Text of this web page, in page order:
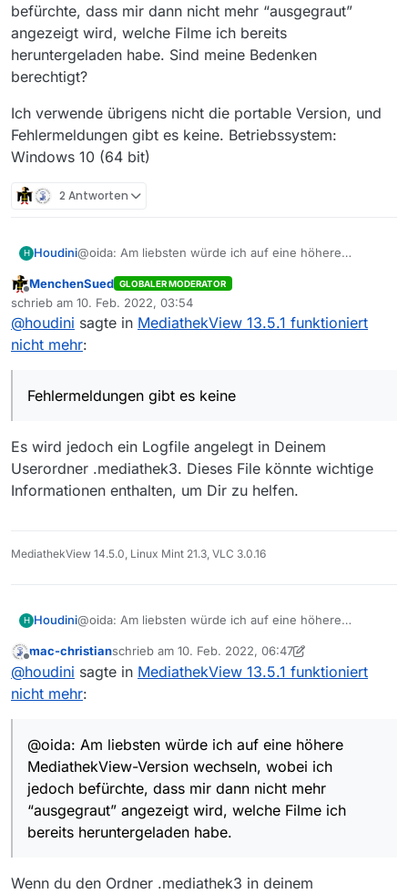
befürchte, dass mir dann nicht mehr “ausgegraut”
angezeigt wird, welche Filme ich bereits
heruntergeladen habe. Sind meine Bedenken
berechtigt?
Ich verwende übrigens nicht die portable Version, und
Fehlermeldungen gibt es keine. Betriebssystem:
Windows 10 (64 bit)
2 Antworten
H Houdini@oida: Am liebsten würde ich auf eine höhere
befürchte, dass mir dann nicht mehr “ausgegraut”
angezeigt wird, welche Filme ich bereits
heruntergeladen habe. Sind meine Bedenken
berechtigt?
Ich verwende übrigens nicht die portable Version, und
Fehlermeldungen gibt es keine. Betriebssystem:
Windows 10 (64 bit)
Offline
MenchenSued GLOBALER MODERATOR
schrieb am 10. Feb. 2022, 03:54
zuletzt editiert von
@houdini sagte in MediathekView 13.5.1 funktioniert
nicht mehr:
Fehlermeldungen gibt es keine
Es wird jedoch ein Logfile angelegt in Deinem
Userordner .mediathek3. Dieses File könnte wichtige
Informationen enthalten, um Dir zu helfen.
MediathekView 14.5.0, Linux Mint 21.3, VLC 3.0.16
H Houdini@oida: Am liebsten würde ich auf eine höhere
befürchte, dass mir dann nicht mehr “ausgegraut”
angezeigt wird, welche Filme ich bereits
heruntergeladen habe. Sind meine Bedenken
Ich verwende übrigens nicht die portable Version, und
Fehlermeldungen gibt es keine. Betriebssystem:
Windows 10 (64 bit)
Offline
mac-christianschrieb am 10. Feb. 2022, 06:47
zuletzt editiert von mac-christian2. Okt. 2022, 07:47
@houdini sagte in MediathekView 13.5.1 funktioniert
nicht mehr:
@oida: Am liebsten würde ich auf eine höhere
MediathekView-Version wechseln, wobei ich
jedoch befürchte, dass mir dann nicht mehr
“ausgegraut” angezeigt wird, welche Filme ich
bereits heruntergeladen habe.
Wenn du den Ordner .mediathek3 in deinem